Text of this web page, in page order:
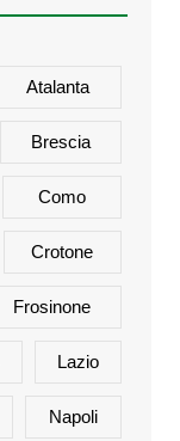
Atalanta
Brescia
Como
Crotone
Frosinone
Lazio
Napoli